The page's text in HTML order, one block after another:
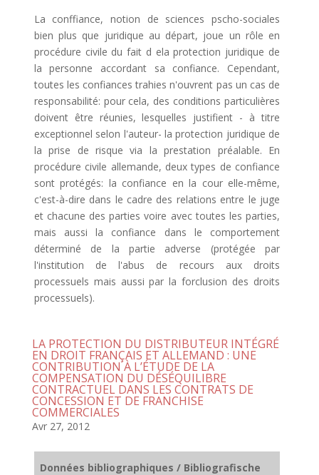
La conffiance, notion de sciences pscho-sociales
bien plus que juridique au départ, joue un rôle en
procédure civile du fait d ela protection juridique de
la personne accordant sa confiance. Cependant,
toutes les confiances trahies n'ouvrent pas un cas de
responsabilité: pour cela, des conditions particulières
doivent être réunies, lesquelles justifient - à titre
exceptionnel selon l'auteur- la protection juridique de
la prise de risque via la prestation préalable. En
procédure civile allemande, deux types de confiance
sont protégés: la confiance en la cour elle-même,
c'est-à-dire dans le cadre des relations entre le juge
et chacune des parties voire avec toutes les parties,
mais aussi la confiance dans le comportement
déterminé de la partie adverse (protégée par
l'institution de l'abus de recours aux droits
processuels mais aussi par la forclusion des droits
processuels).
LA PROTECTION DU DISTRIBUTEUR INTÉGRÉ
EN DROIT FRANÇAIS ET ALLEMAND : UNE
CONTRIBUTION À L’ÉTUDE DE LA
COMPENSATION DU DÉSÉQUILIBRE
CONTRACTUEL DANS LES CONTRATS DE
CONCESSION ET DE FRANCHISE
COMMERCIALES
Avr 27, 2012
Données bibliographiques / Bibliografische